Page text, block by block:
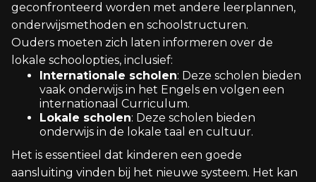
geconfronteerd worden met andere leerplannen,
onderwijsmethoden en schoolstructuren.
Ouders moeten zich laten informeren over de
lokale schoolopties, inclusief:
Internationale scholen: Deze scholen bieden
vaak onderwijs in het Engels en volgen een
internationaal Curriculum.
Lokale scholen: Deze scholen bieden
onderwijs in de lokale taal en cultuur.
Het is essentieel dat kinderen een goede
aansluiting vinden bij het nieuwe systeem. Het kan